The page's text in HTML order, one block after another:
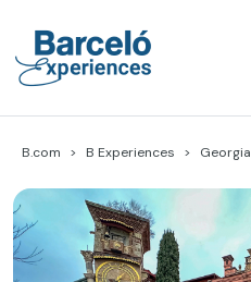
content
B.com B Experiences Georgia